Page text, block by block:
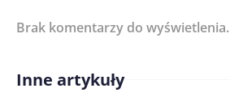
Treść komentarza*
Imię/ Nick*
Brak komentarzy do wyświetlenia.
Inne artykuły